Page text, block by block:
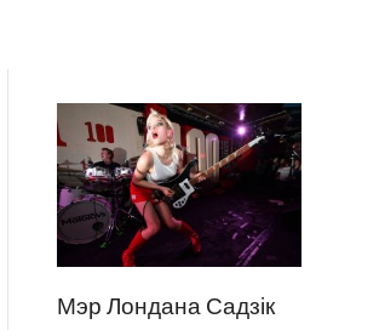
Мэр Лондана Садзік